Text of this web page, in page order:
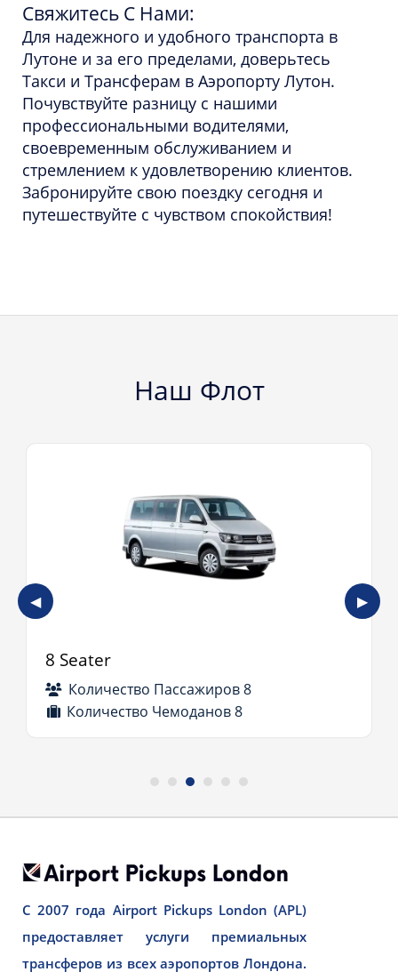
Свяжитесь С Нами:
Для надежного и удобного транспорта в
Лутоне и за его пределами, доверьтесь
Такси и Трансферам в Аэропорту Лутон.
Почувствуйте разницу с нашими
профессиональными водителями,
своевременным обслуживанием и
стремлением к удовлетворению клиентов.
Забронируйте свою поездку сегодня и
путешествуйте с чувством спокойствия!
Наш Флот
◀
8 Seater
Количество Пассажиров 8
Количество Чемоданов 8
▶
С 2007 года Airport Pickups London (APL)
предоставляет услуги премиальных
трансферов из всех аэропортов Лондона.